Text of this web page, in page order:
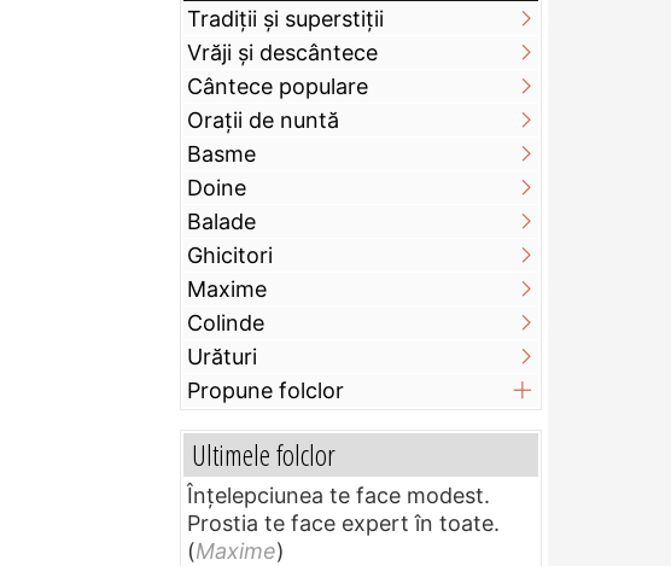
Tradiții și superstiții
Vrăji și descântece
Cântece populare
Orații de nuntă
Basme
Doine
Balade
Ghicitori
Maxime
Colinde
Urături
Propune folclor
Ultimele folclor
Înțelepciunea te face modest.
Prostia te face expert în toate.
(Maxime)